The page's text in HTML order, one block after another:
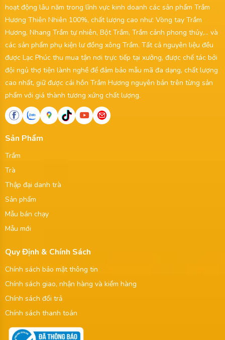
hoạt động lâu năm trong lĩnh vực kinh doanh các sản phẩm Trầm
Hương Thiên Nhiên 100%, chất lượng cao như: Vòng tay Trầm
Hương, Nhang Trầm tự nhiên, Bột Trầm, Trầm cảnh phong thủy,... và
các sản phẩm phụ kiện lư đồng xông Trầm. Tất cả nguyên liệu đều
được Lạc Phúc thu mua tận nơi trực tiếp tại xưởng, được chế tác bởi
đội ngủ thợ tiện lành nghề để đảm bảo mẫu mã đa dạng, chất lượng
cao nhất, giữ được cái hồn Trầm Hương nguyên bản trên từng sản
phẩm với giá thành tương xứng chất lượng.
Sản Phẩm
Trầm
Trà
Thập đại danh trà
Sản phẩm
Mẫu bán chạy
Mẫu mới
Quy Định & Chính Sách
Chính sách bảo mật thông tin
Chính sách giao, nhận hàng và kiểm hàng
Chính sách đổi trả
Chính sách thanh toán